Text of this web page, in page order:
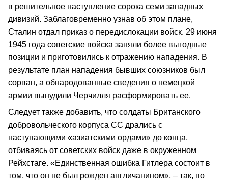
в решительное наступление сорока семи западных
дивизий. Заблаговременно узнав об этом плане,
Сталин отдал приказ о передислокации войск. 29 июня
1945 года советские войска заняли более выгодные
позиции и приготовились к отражению нападения. В
результате план нападения бывших союзников был
сорван, а обнародованные сведения о немецкой
армии вынудили Черчилля расформировать ее.
Следует также добавить, что солдаты Британского
добровольческого корпуса СС дрались с
наступающими «азиатскими ордами» до конца,
отбиваясь от советских войск даже в окруженном
Рейхстаге. «Единственная ошибка Гитлера состоит в
том, что он не был рожден англичанином», – так, по